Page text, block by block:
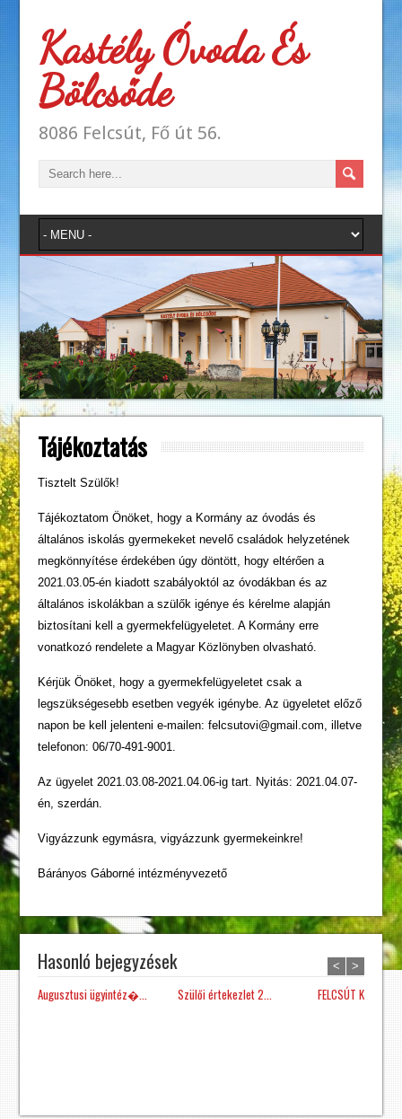
Kastély Óvoda És
Bölcsőde
8086 Felcsút, Fő út 56.
Tájékoztatás
Tisztelt Szülők!
Tájékoztatom Önöket, hogy a Kormány az óvodás és
általános iskolás gyermekeket nevelő családok helyzetének
megkönnyítése érdekében úgy döntött, hogy eltérően a
2021.03.05-én kiadott szabályoktól az óvodákban és az
általános iskolákban a szülők igénye és kérelme alapján
biztosítani kell a gyermekfelügyeletet. A Kormány erre
vonatkozó rendelete a Magyar Közlönyben olvasható.
Kérjük Önöket, hogy a gyermekfelügyeletet csak a
legszükségesebb esetben vegyék igénybe. Az ügyeletet előző
napon be kell jelenteni e-mailen: felcsutovi@gmail.com, illetve
telefonon: 06/70-491-9001.
Az ügyelet 2021.03.08-2021.04.06-ig tart. Nyitás: 2021.04.07-
én, szerdán.
Vigyázzunk egymásra, vigyázzunk gyermekeinkre!
Bárányos Gáborné intézményvezető
Hasonló bejegyzések
Augusztusi ügyintéz�... Szülői értekezlet 2... FELCSÚT KÖZSÉG
< >